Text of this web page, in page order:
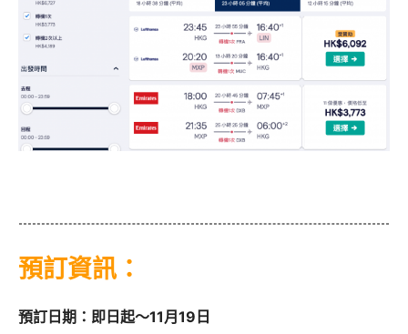
預訂資訊：
預訂日期：即日起～11月19日